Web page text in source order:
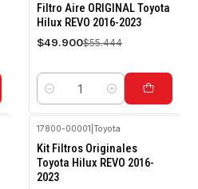
-10%
OFF
Filtro Aire ORIGINAL Toyota
Hilux REVO 2016-2023
$49.900$55.444
Cantidad
-10%
OFF
17800-00001 Toyota
Kit Filtros Originales
Toyota Hilux REVO 2016-
2023